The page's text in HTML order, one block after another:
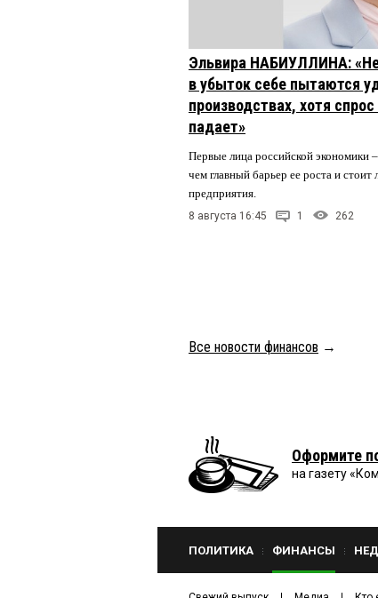
Эльвира НАБИУЛЛИНА:
в убыток себе пытаются
производствах, хотя
падает»
Первые лица российской экономики
чем главный барьер ее роста и
предприятия.
8 августа 16:45 1 262
Все новости финансов →
Оформите
на газету
ПОЛИТИКА ФИНАНСЫ